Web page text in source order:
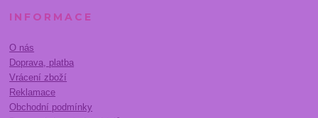
INFORMACE
O nás
Doprava, platba
Vrácení zboží
Reklamace
Obchodní podmínky